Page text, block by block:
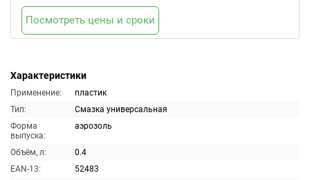
Характеристики
Применение:
пластик
Тип:
Смазка универсальная
Форма
выпуска:
аэрозоль
Объём, л:
0.4
EAN-13:
52483
Посмотреть цены и сроки